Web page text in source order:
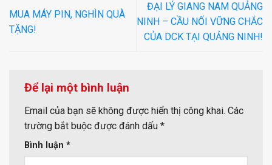
MUA MÁY PIN, NGHÌN QUÀ
TẶNG!
ĐẠI LÝ GIANG NAM QUẢNG
NINH – CẦU NỐI VỮNG CHẮC
CỦA DCK TẠI QUẢNG NINH!
Để lại một bình luận
Email của bạn sẽ không được hiển thị công khai. Các
trường bắt buộc được đánh dấu *
Bình luận *